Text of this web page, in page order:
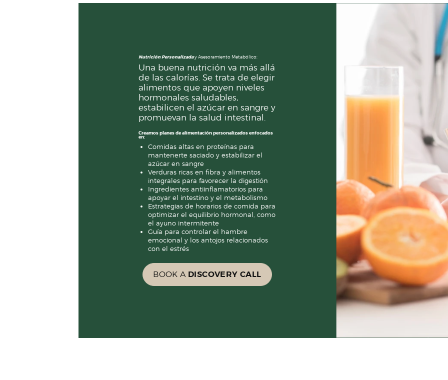
Nutrición Personalizaday Asesoramiento Metabólico:
Una buena nutrición va más allá
de las calorías. Se trata de elegir
alimentos que apoyen niveles
hormonales saludables,
estabilicen el azúcar en sangre y
promuevan la salud intestinal.
Creamos planes de alimentación personalizados enfocados
en:
Comidas altas en proteínas para
mantenerte saciado y estabilizar el
azúcar en sangre
Verduras ricas en fibra y alimentos
integrales para favorecer la digestión
Ingredientes antiinflamatorios para
apoyar el intestino y el metabolismo
Estrategias de horarios de comida para
optimizar el equilibrio hormonal, como
el ayuno intermitente
Guía para controlar el hambre
emocional y los antojos relacionados
con el estrés
BOOK A DISCOVERY CALL